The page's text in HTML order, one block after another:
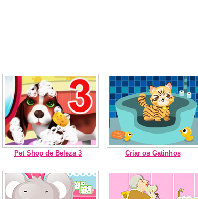
Pet Shop de Beleza 3 Criar os Gatinhos